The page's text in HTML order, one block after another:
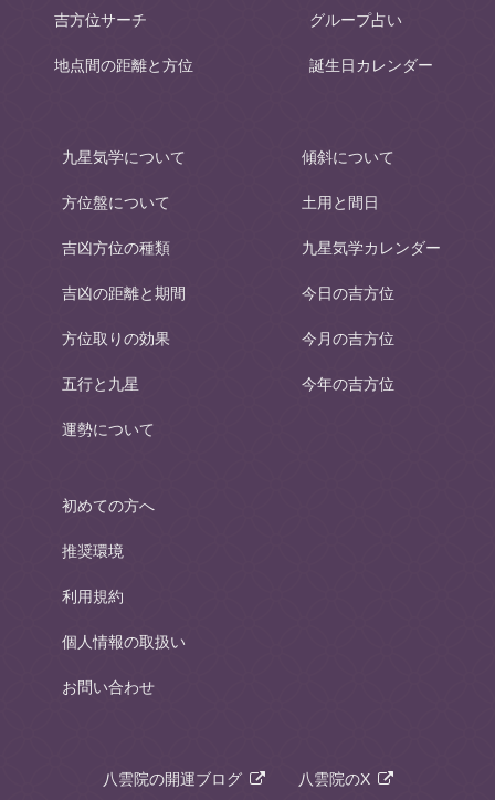
吉方位サーチ
地点間の距離と方位
グループ占い
誕生日カレンダー
九星気学について
方位盤について
吉凶方位の種類
吉凶の距離と期間
方位取りの効果
五行と九星
運勢について
傾斜について
土用と間日
九星気学カレンダー
今日の吉方位
今月の吉方位
今年の吉方位
初めての方へ
推奨環境
利用規約
個人情報の取扱い
お問い合わせ
八雲院の開運ブログ 八雲院のX